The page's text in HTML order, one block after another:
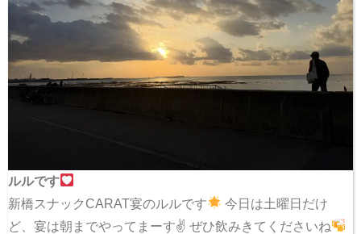
ルルです
新橋スナックCARAT宴のルルです
今日は土曜日だけ
ど、宴は朝までやってまーす✌ ぜひ飲みきてくださいね